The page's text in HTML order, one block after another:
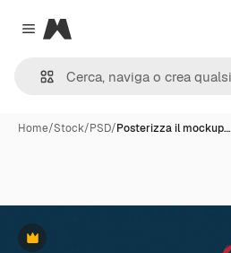
Close menu
Magnific
Home/Stock/PSD/Posterizza il mockup…
Premium